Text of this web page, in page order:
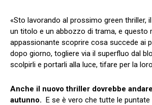
«Sto lavorando al prossimo green thriller,
un titolo e un abbozzo di trama, e questo
appassionante scoprire cosa succede ai
dopo giorno, togliere via il superfluo dal
scolpirli e portarli alla luce, tifare per la
Anche il nuovo thriller dovrebbe
autunno. E se è vero che tutte le